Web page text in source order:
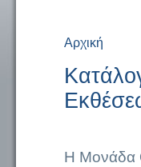
Είστε εδώ
Αρχική
Η Μονάδα